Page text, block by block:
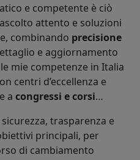
e competente è ciò
attento e soluzioni
combinando precisione
e aggiornamento
mie competenze in Italia
centri d’eccellenza e
a congressi e corsi
trasparenza e
principali, per
di cambiamento